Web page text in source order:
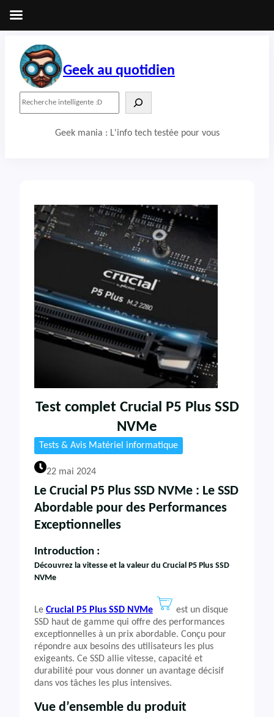
contenu
Geek au quotidien
Geek mania : L'info tech testée pour vous
Test complet Crucial P5 Plus SSD
NVMe
Tests & Avis Matériel informatique
22 mai 2024
Le Crucial P5 Plus SSD NVMe : Le SSD
Abordable pour des Performances
Exceptionnelles
Introduction :
Découvrez la vitesse et la valeur du Crucial P5 Plus SSD
NVMe
Le Crucial P5 Plus SSD NVMe
est un disque
SSD haut de gamme qui offre des performances
exceptionnelles à un prix abordable. Conçu pour
répondre aux besoins des utilisateurs les plus
exigeants. Ce SSD allie vitesse, capacité et
durabilité pour vous donner un avantage décisif
dans vos tâches les plus intensives.
Vue d’ensemble du produit